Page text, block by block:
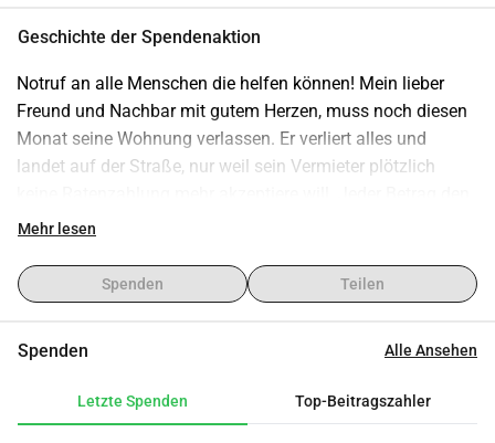
Geschichte der Spendenaktion
Notruf an alle Menschen die helfen können! Mein lieber
Freund und Nachbar mit gutem Herzen, muss noch diesen
Monat seine Wohnung verlassen. Er verliert alles und
landet auf der Straße, nur weil sein Vermieter plötzlich
ihr geben könnt hilft ihm. Bitte helft mir, ihm zu helfen,
einzelnen von meinem ganzen Herzen und er von seinem!
Danke danke danke, Ramona
Mehr lesen
Spenden Teilen
Spenden Alle Ansehen
Letzte Spenden Top-Beitragszahler